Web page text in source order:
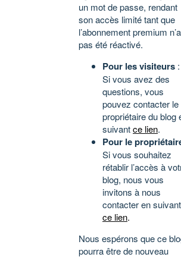
un mot de passe, rendant
son accès limité tant que
l’abonnement premium n’a
pas été réactivé.
Pour les visiteurs :
Si vous avez des
questions, vous
pouvez contacter le
propriétaire du blog
suivantce lien.
Pour le
Si vous souhaitez
rétablir l’accès à
blog, nous vous
invitons à nous
contacter en suivant
ce lien.
Nous espérons que ce
pourra être de nouveau